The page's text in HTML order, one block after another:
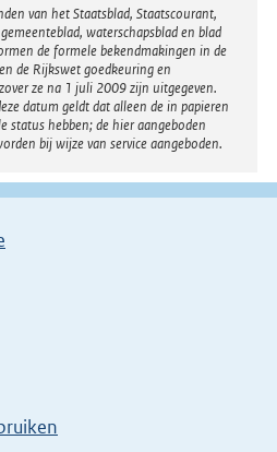
van het Staatsblad, Staatscourant,
waterschapsblad en blad
de formele bekendmakingen in de
de Rijkswet goedkeuring en
ze na 1 juli 2009 zijn uitgegeven.
datum geldt dat alleen de in papieren
status hebben; de hier aangeboden
bij wijze van service aangeboden.